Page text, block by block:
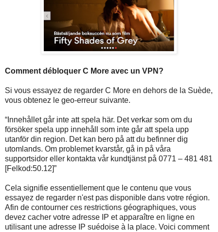
Comment débloquer C More avec un VPN?
Si vous essayez de regarder C More en dehors de la Suède,
vous obtenez le geo-erreur suivante.
“Innehållet går inte att spela här. Det verkar som om du
försöker spela upp innehåll som inte går att spela upp
utanför din region. Det kan bero på att du befinner dig
utomlands. Om problemet kvarstår, gå in på våra
supportsidor eller kontakta vår kundtjänst på 0771 – 481 481
[Felkod:50.12]”
Cela signifie essentiellement que le contenu que vous
essayez de regarder n'est pas disponible dans votre région.
Afin de contourner ces restrictions géographiques, vous
devez cacher votre adresse IP et apparaître en ligne en
utilisant une adresse IP suédoise à la place. Voici comment